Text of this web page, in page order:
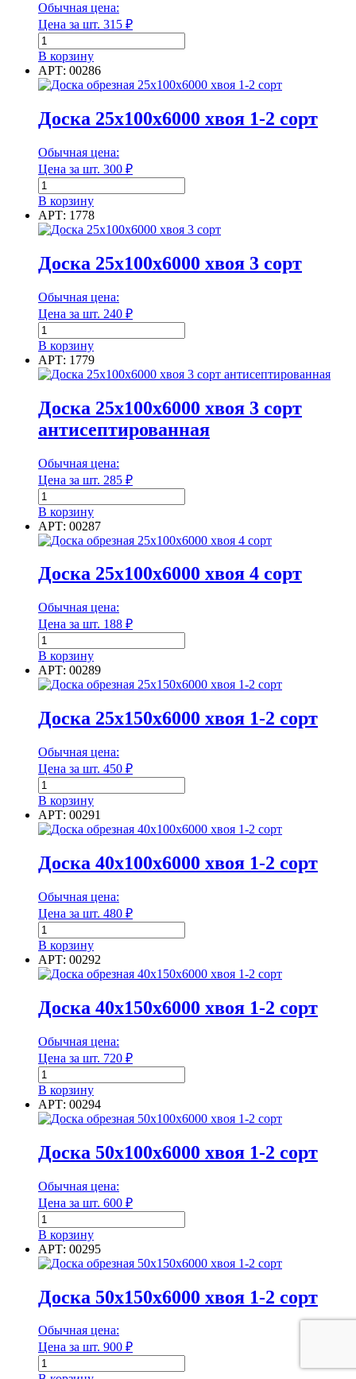
Основной материал
Площадь (м²)
Площадь (м²)
Плотность
Плотность
Покрытие обратной стороны
Покрытие обратной стороны
Полезная ширина
Полезная ширина
Порода древесины
Порода древесины
Производительность
Производительность
Рабочее давление
Рабочее давление
Расшифровка маркировки
Расшифровка маркировки
Размер
Размер
Размер упаковки
Размер ячейки
Разрывная нагрузка шва
Ширина
Обычная цена:
Цена за шт. 315 ₽
Количество
товара
Брусок
обрезной
50х50х6000
хвоя
1-
сорт
В корзину
АРТ: 00286
Доска 25х100х6000 хвоя 1-2 сорт
Обычная цена:
Цена за шт. 300 ₽
Количество
товара
Доска
25х100х6000
хвоя 1-
2
сорт
В корзину
АРТ: 1778
Доска 25х100х6000 хвоя 3 сорт
Обычная цена:
Цена за шт. 240 ₽
Количество
товара
Доска
25х100х6000
хвоя
3
сорт
В корзину
АРТ: 1779
Доска 25х100х6000 хвоя 3 сорт
антисептированная
Обычная цена:
Цена за шт. 285 ₽
Количество
товара
Доска
25х100х6000
хвоя
3
сорт
В корзину
АРТ: 00287
Доска 25х100х6000 хвоя 4 сорт
Обычная цена:
Цена за шт. 188 ₽
Количество
товара
Доска
25х100х6000
хвоя 4
сорт
В корзину
АРТ: 00289
Доска 25х150х6000 хвоя 1-2 сорт
Обычная цена:
Цена за шт. 450 ₽
Количество
товара
Доска
25х150х6000
хвоя 1-
2
сорт
В корзину
АРТ: 00291
Доска 40х100х6000 хвоя 1-2 сорт
Обычная цена:
Цена за шт. 480 ₽
Количество
товара
Доска
40х100х6000
хвоя
1-
2
В корзину
АРТ: 00292
Доска 40х150х6000 хвоя 1-2 сорт
Обычная цена:
Цена за шт. 720 ₽
Количество
товара
Доска
40х150х6000
хвоя 1-
2
сорт
В корзину
АРТ: 00294
Доска 50х100х6000 хвоя 1-2 сорт
Обычная цена:
Цена за шт. 600 ₽
Количество
товара
Доска
50х100х6000
хвоя 1-
2
сорт
В корзину
АРТ: 00295
Доска 50х150х6000 хвоя 1-2 сорт
Обычная цена:
Цена за шт. 900 ₽
Количество
товара